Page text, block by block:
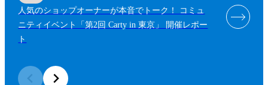
人気のショップオーナーが本音でトーク！ コミュ
ニティイベント「第2回 Carty in 東京」 開催レポー
ト